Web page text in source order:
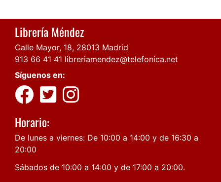
Librería Méndez
Calle Mayor, 18, 28013 Madrid
913 66 41 41 libreriamendez@telefonica.net
Síguenos en:
Horario:
De lunes a viernes: De 10:00 a 14:00 y de 16:30 a
20:00
Sábados de 10:00 a 14:00 y de 17:00 a 20:00.